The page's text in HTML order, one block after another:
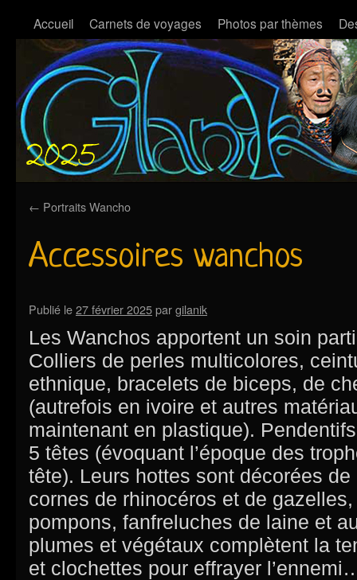
Accueil Carnets de voyages Photos par thèmes
← Portraits Wancho
Accessoires wanchos
Publié le27 février 2025pargilanik
Les Wanchos apportent un soin
Colliers de perles multicolores,
ethnique, bracelets de biceps, de
(autrefois en ivoire et autres
maintenant en plastique).
5 têtes (évoquant l’époque des
tête). Leurs hottes sont décorées
cornes de rhinocéros et de
pompons, fanfreluches de laine et
plumes et végétaux complètent la
et clochettes pour effrayer